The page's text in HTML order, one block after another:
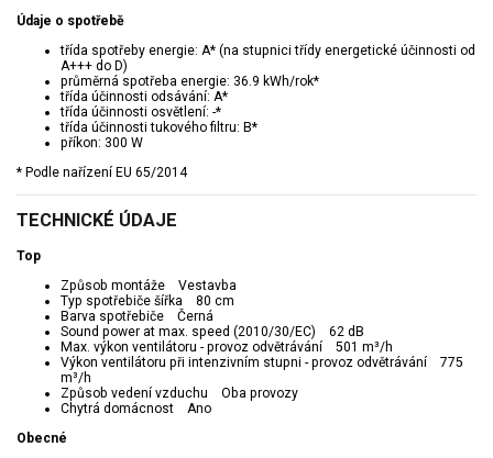
Údaje o spotřebě
třída spotřeby energie: A* (na stupnici třídy energetické účinnosti od
A+++ do D)
průměrná spotřeba energie: 36.9 kWh/rok*
třída účinnosti odsávání: A*
třída účinnosti osvětlení: -*
třída účinnosti tukového filtru: B*
příkon: 300 W
* Podle nařízení EU 65/2014
TECHNICKÉ ÚDAJE
Top
Způsob montáže Vestavba
Typ spotřebiče šířka 80 cm
Barva spotřebiče Černá
Sound power at max. speed (2010/30/EC) 62 dB
Max. výkon ventilátoru - provoz odvětrávání 501 m³/h
Výkon ventilátoru při intenzivním stupni - provoz odvětrávání 775
m³/h
Způsob vedení vzduchu Oba provozy
Chytrá domácnost Ano
Obecné